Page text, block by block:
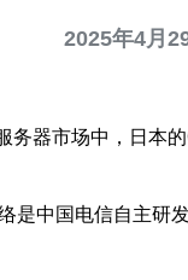
2025年4月
器市场中，日
中国电信自主研